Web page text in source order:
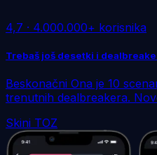
4,7 · 4.000.000+ korisnika
Trebaš još desetki i
Beskonačni Ona je 10
trenutnih dealbreakera.
Skini TOZ